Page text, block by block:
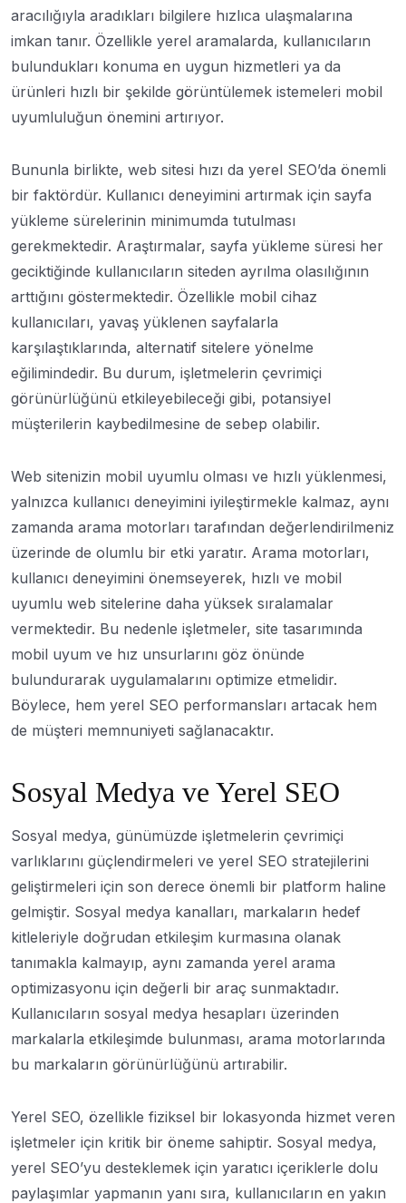
aracılığıyla aradıkları bilgilere hızlıca ulaşmalarına
imkan tanır. Özellikle yerel aramalarda, kullanıcıların
bulundukları konuma en uygun hizmetleri ya da
ürünleri hızlı bir şekilde görüntülemek istemeleri mobil
uyumluluğun önemini artırıyor.
Bununla birlikte, web sitesi hızı da yerel SEO’da önemli
bir faktördür. Kullanıcı deneyimini artırmak için sayfa
yükleme sürelerinin minimumda tutulması
gerekmektedir. Araştırmalar, sayfa yükleme süresi her
geciktiğinde kullanıcıların siteden ayrılma olasılığının
arttığını göstermektedir. Özellikle mobil cihaz
kullanıcıları, yavaş yüklenen sayfalarla
karşılaştıklarında, alternatif sitelere yönelme
eğilimindedir. Bu durum, işletmelerin çevrimiçi
görünürlüğünü etkileyebileceği gibi, potansiyel
müşterilerin kaybedilmesine de sebep olabilir.
Web sitenizin mobil uyumlu olması ve hızlı yüklenmesi,
yalnızca kullanıcı deneyimini iyileştirmekle kalmaz, aynı
zamanda arama motorları tarafından değerlendirilmeniz
üzerinde de olumlu bir etki yaratır. Arama motorları,
kullanıcı deneyimini önemseyerek, hızlı ve mobil
uyumlu web sitelerine daha yüksek sıralamalar
vermektedir. Bu nedenle işletmeler, site tasarımında
mobil uyum ve hız unsurlarını göz önünde
bulundurarak uygulamalarını optimize etmelidir.
Böylece, hem yerel SEO performansları artacak hem
de müşteri memnuniyeti sağlanacaktır.
Sosyal Medya ve Yerel SEO
Sosyal medya, günümüzde işletmelerin çevrimiçi
varlıklarını güçlendirmeleri ve yerel SEO stratejilerini
geliştirmeleri için son derece önemli bir platform haline
gelmiştir. Sosyal medya kanalları, markaların hedef
kitleleriyle doğrudan etkileşim kurmasına olanak
tanımakla kalmayıp, aynı zamanda yerel arama
optimizasyonu için değerli bir araç sunmaktadır.
Kullanıcıların sosyal medya hesapları üzerinden
markalarla etkileşimde bulunması, arama motorlarında
bu markaların görünürlüğünü artırabilir.
Yerel SEO, özellikle fiziksel bir lokasyonda hizmet veren
işletmeler için kritik bir öneme sahiptir. Sosyal medya,
yerel SEO’yu desteklemek için yaratıcı içeriklerle dolu
paylaşımlar yapmanın yanı sıra, kullanıcıların en yakın